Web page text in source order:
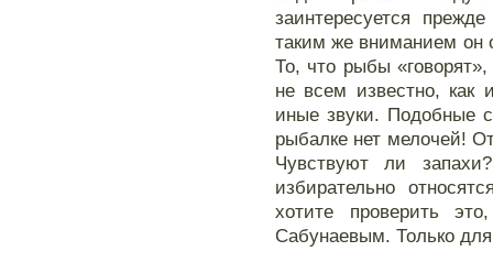
заинтересуется
таким же вниманием он
То, что рыбы
не всем известно,
иные звуки. Подобные
рыбалке нет мелочей!
Чувствуют ли
избирательно
хотите проверить
Сабунаевым. Только